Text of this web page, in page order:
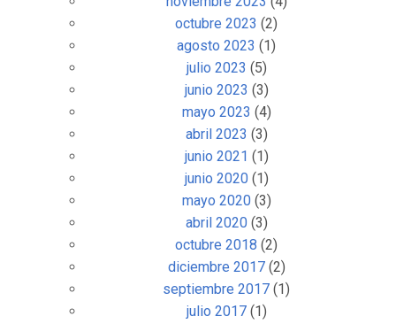
octubre 2023 (2)
agosto 2023 (1)
julio 2023 (5)
junio 2023 (3)
mayo 2023 (4)
abril 2023 (3)
junio 2021 (1)
junio 2020(1)
mayo 2020(3)
abril 2020(3)
octubre 2018 (2)
diciembre 2017(2)
septiembre 2017 (1)
julio 2017(1)